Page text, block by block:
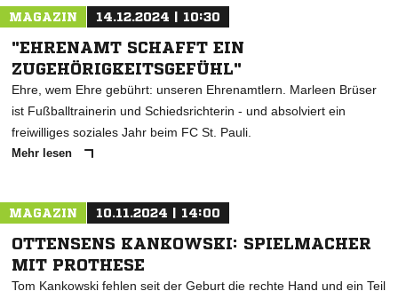
MAGAZIN 14.12.2024 | 10:30
"EHRENAMT SCHAFFT EIN
ZUGEHÖRIGKEITSGEFÜHL"
Ehre, wem Ehre gebührt: unseren Ehrenamtlern. Marleen Brüser
ist Fußballtrainerin und Schiedsrichterin - und absolviert ein
freiwilliges soziales Jahr beim FC St. Pauli.
Mehr lesen
MAGAZIN 10.11.2024 | 14:00
OTTENSENS KANKOWSKI: SPIELMACHER
MIT PROTHESE
Tom Kankowski fehlen seit der Geburt die rechte Hand und ein Teil